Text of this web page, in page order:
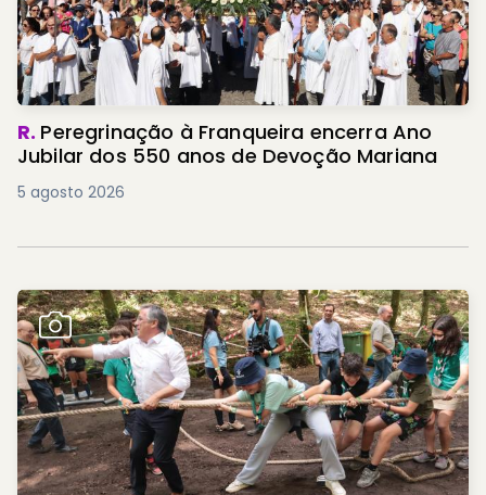
R. Peregrinação à Franqueira encerra Ano
Jubilar dos 550 anos de Devoção Mariana
5 agosto 2026